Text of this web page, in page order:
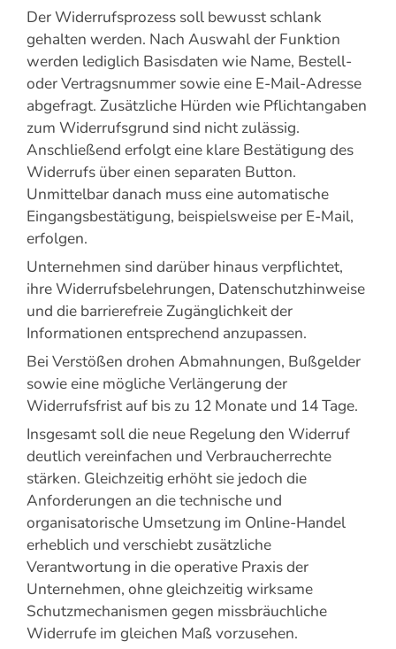
Der Widerrufsprozess soll bewusst schlank
gehalten werden. Nach Auswahl der Funktion
werden lediglich Basisdaten wie Name, Bestell-
oder Vertragsnummer sowie eine E-Mail-Adresse
abgefragt. Zusätzliche Hürden wie Pflichtangaben
zum Widerrufsgrund sind nicht zulässig.
Anschließend erfolgt eine klare Bestätigung des
Widerrufs über einen separaten Button.
Unmittelbar danach muss eine automatische
Eingangsbestätigung, beispielsweise per E-Mail,
erfolgen.
Unternehmen sind darüber hinaus verpflichtet,
ihre Widerrufsbelehrungen, Datenschutzhinweise
und die barrierefreie Zugänglichkeit der
Informationen entsprechend anzupassen.
Bei Verstößen drohen Abmahnungen, Bußgelder
sowie eine mögliche Verlängerung der
Widerrufsfrist auf bis zu 12 Monate und 14 Tage.
Insgesamt soll die neue Regelung den Widerruf
deutlich vereinfachen und Verbraucherrechte
stärken. Gleichzeitig erhöht sie jedoch die
Anforderungen an die technische und
organisatorische Umsetzung im Online-Handel
erheblich und verschiebt zusätzliche
Verantwortung in die operative Praxis der
Unternehmen, ohne gleichzeitig wirksame
Schutzmechanismen gegen missbräuchliche
Widerrufe im gleichen Maß vorzusehen.